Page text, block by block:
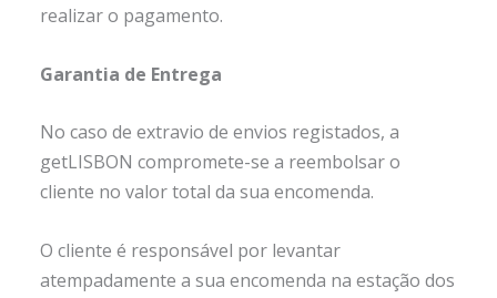
realizar o pagamento.
Garantia de Entrega
No caso de extravio de envios registados, a
getLISBON compromete-se a reembolsar o
cliente no valor total da sua encomenda.
O cliente é responsável por levantar
atempadamente a sua encomenda na estação dos